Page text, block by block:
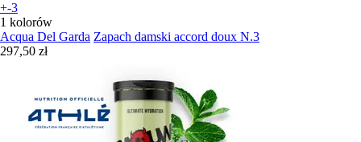
+-3
1 kolorów
Acqua Del Garda Zapach damski accord doux N.3
297,50 zł